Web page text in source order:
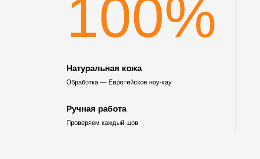
100%
Натуральная кожа
Обработка — Европейское ноу-хау
Ручная работа
Проверяем каждый шов